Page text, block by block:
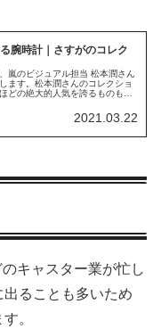
腕時計｜さすがのコレク
嵐のビジュアル担当 松本潤さん
ます。松本潤さんのコレクショ
どの絶大的人気を誇るものもあ
2021.03.22
キャスター業が忙し
ることも多いため
。